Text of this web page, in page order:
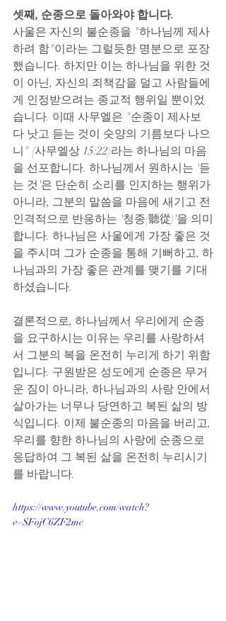
셋째, 순종으로 돌아와야 합니다.
사울은 자신의 불순종을 "하나님께 제사
하려 함"이라는 그럴듯한 명분으로 포장
했습니다. 하지만 이는 하나님을 위한 것
이 아닌, 자신의 죄책감을 덜고 사람들에
게 인정받으려는 종교적 행위일 뿐이었
습니다. 이때 사무엘은 "순종이 제사보
다 낫고 듣는 것이 숫양의 기름보다 나으
니" (사무엘상 15:22)라는 하나님의 마음
을 선포합니다. 하나님께서 원하시는 '듣
는 것'은 단순히 소리를 인지하는 행위가
아니라, 그분의 말씀을 마음에 새기고 전
인격적으로 반응하는 '청종(聽從)'을 의미
합니다. 하나님은 사울에게 가장 좋은 것
을 주시며 그가 순종을 통해 기뻐하고, 하
나님과의 가장 좋은 관계를 맺기를 기대
하셨습니다.
결론적으로, 하나님께서 우리에게 순종
을 요구하시는 이유는 우리를 사랑하셔
서 그분의 복을 온전히 누리게 하기 위함
입니다. 구원받은 성도에게 순종은 무거
운 짐이 아니라, 하나님과의 사랑 안에서
살아가는 너무나 당연하고 복된 삶의 방
식입니다. 이제 불순종의 마음을 버리고,
우리를 향한 하나님의 사랑에 순종으로
응답하여 그 복된 삶을 온전히 누리시기
를 바랍니다.
https://www.youtube.com/watch?
v=SFojC6ZF2mc